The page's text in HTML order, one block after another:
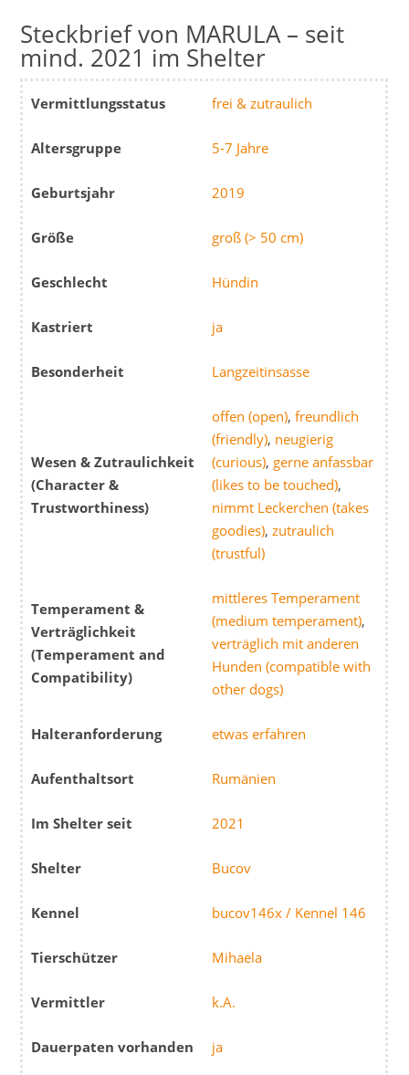
MARULA – seit
mind. 2021 im Shelter
Vermittlungsstatus frei & zutraulich
Altersgruppe 5-7 Jahre
Geburtsjahr 2019
Größe groß (> 50 cm)
Geschlecht Hündin
Kastriert ja
Besonderheit Langzeitinsasse
Wesen & Zutraulichkeit
(Character &
Trustworthiness)
offen (open),freundlich
(friendly), neugierig
(curious), gerne anfassbar
(likes to be touched),
nimmt Leckerchen (takes
goodies),zutraulich
(trustful)
Temperament &
Verträglichkeit
(Temperament and
Compatibility)
mittleres Temperament
(medium temperament),
verträglich mit anderen
Hunden (compatible with
other dogs)
Halteranforderung etwas erfahren
Aufenthaltsort Rumänien
Im Shelter seit 2021
Shelter Bucov
Kennel bucov146x / Kennel 146
Tierschützer Mihaela
Vermittler k.A.
Dauerpaten vorhanden ja